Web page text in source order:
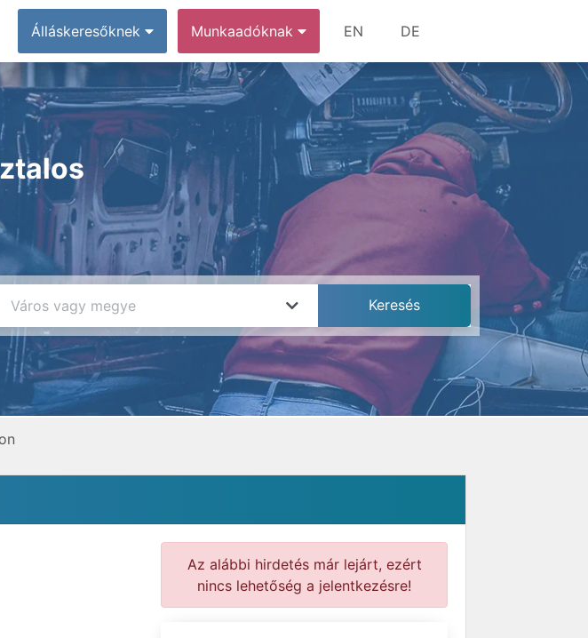
Álláskeresőknek Munkaadóknak EN DE
Az alábbi hirdetés már lejárt, ezért
nincs lehetőség a jelentkezésre!